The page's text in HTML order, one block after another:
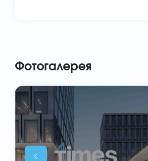
Фотогалерея